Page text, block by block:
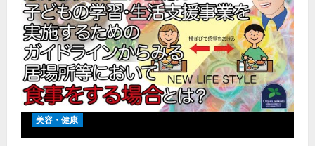
美容・健康